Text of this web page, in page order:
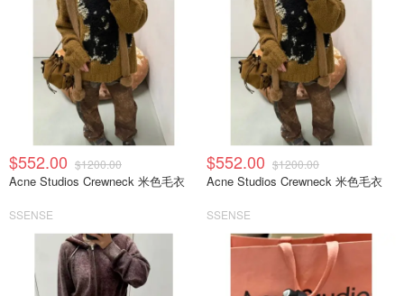
$552.00 $1200.00
Acne Studios Crewneck 米色毛衣
SSENSE
$552.00 $1200.00
Acne Studios Crewneck 米色毛衣
SSENSE